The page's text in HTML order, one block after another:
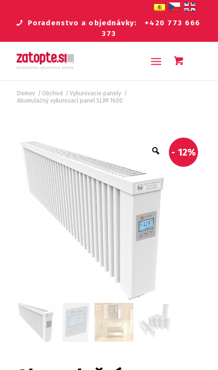
Poradenstvo a objednávky: +420 773 666
373
Domov / Obchod / Vykurovacie panely /
Akumulačný vykurovací panel SLIM 1600
- 12%